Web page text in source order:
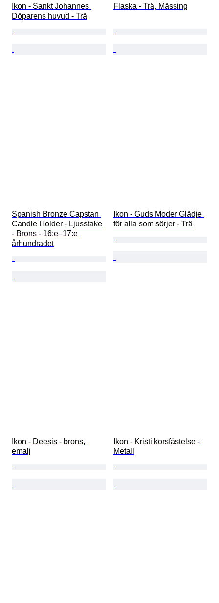
Ikon - Sankt Johannes
Döparens huvud - Trä
Flaska - Trä, Mässing
Spanish Bronze Capstan
Candle Holder - Ljusstake
- Brons - 16:e–17:e
århundradet
Ikon - Guds Moder Glädje
för alla som sörjer - Trä
Ikon - Deesis - brons,
emalj
Ikon - Kristi korsfästelse -
Metall